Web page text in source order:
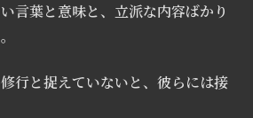
言葉と意味と、立派な内容ばかり
行と捉えていないと、彼らには接